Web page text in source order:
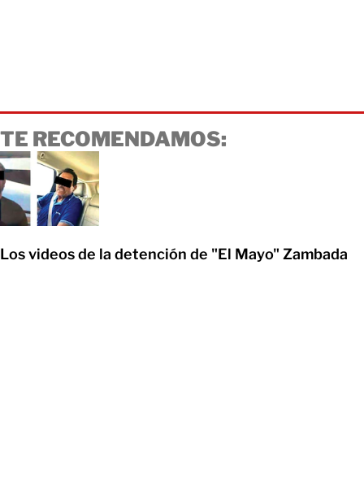
TE RECOMENDAMOS:
Los videos de la detención de "El Mayo" Zambada